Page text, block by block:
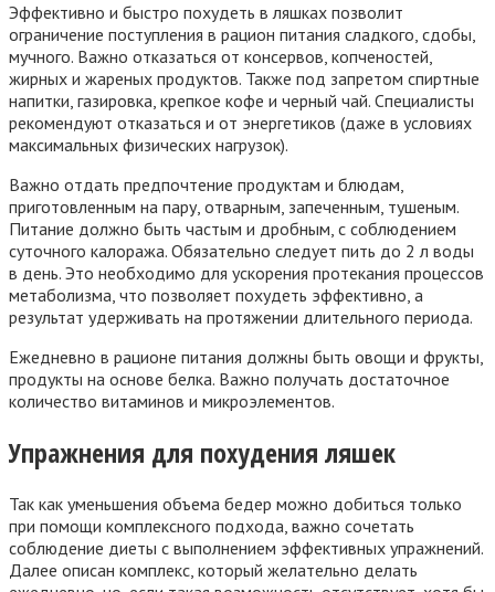
Эффективно и быстро похудеть в ляшках позволит
ограничение поступления в рацион питания сладкого, сдобы,
мучного. Важно отказаться от консервов, копченостей,
жирных и жареных продуктов. Также под запретом спиртные
напитки, газировка, крепкое кофе и черный чай. Специалисты
рекомендуют отказаться и от энергетиков (даже в условиях
максимальных физических нагрузок).
Важно отдать предпочтение продуктам и блюдам,
приготовленным на пару, отварным, запеченным, тушеным.
Питание должно быть частым и дробным, с соблюдением
суточного калоража. Обязательно следует пить до 2 л воды
в день. Это необходимо для ускорения протекания процессов
метаболизма, что позволяет похудеть эффективно, а
результат удерживать на протяжении длительного периода.
Ежедневно в рационе питания должны быть овощи и фрукты,
продукты на основе белка. Важно получать достаточное
количество витаминов и микроэлементов.
Упражнения для похудения ляшек
Так как уменьшения объема бедер можно добиться только
при помощи комплексного подхода, важно сочетать
соблюдение диеты с выполнением эффективных упражнений.
Далее описан комплекс, который желательно делать